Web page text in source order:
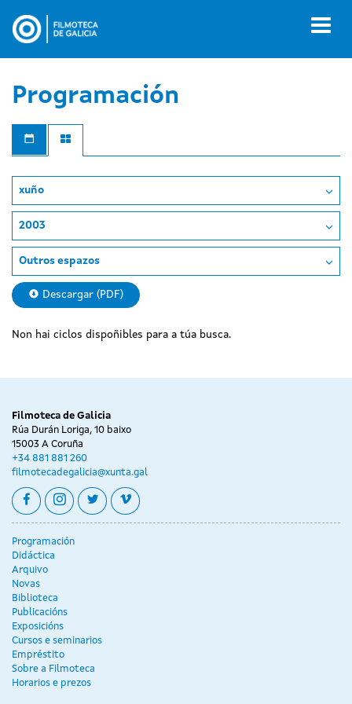
contido
Programación
xuño
2003
Outros espazos
Descargar (PDF)
Non hai ciclos dispoñibles para a túa busca.
Filmoteca de Galicia
Rúa Durán Loriga, 10 baixo
15003 A Coruña
+34 881 881 260
filmotecadegalicia@xunta.gal
facebookinstagram
twittervimeo
Programación
Didáctica
Arquivo
Novas
Biblioteca
Publicacións
Exposicións
Cursos e seminarios
Empréstito
Sobre a Filmoteca
Horarios e prezos